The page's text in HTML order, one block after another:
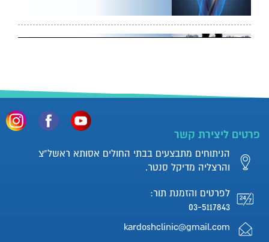
דלקות מפרקים: אבחון וטיפול
פרטים ליצירת קשר
הניתוחים מתבצעים בבתי החולים אסותא ראשל”צ
והרצליה מדיקל סנטר.
לפרטים והזמנת תור:
03-5117843
kardoshclinic@gmail.com